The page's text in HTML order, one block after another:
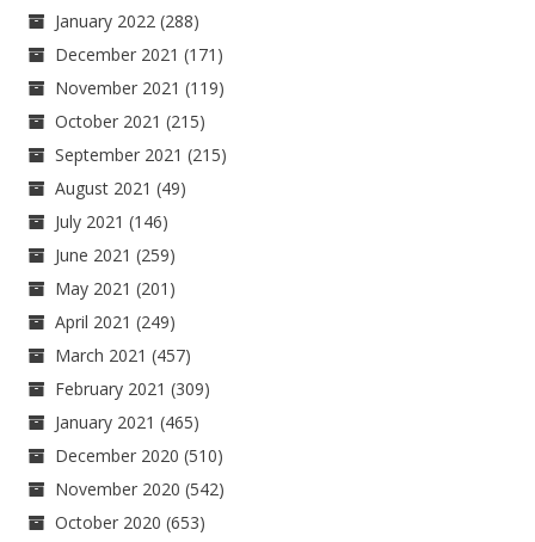
January 2022 (288)
December 2021 (171)
November 2021 (119)
October 2021 (215)
September 2021 (215)
August 2021 (49)
July 2021 (146)
June 2021 (259)
May 2021 (201)
April 2021 (249)
March 2021 (457)
February 2021 (309)
January 2021 (465)
December 2020 (510)
November 2020 (542)
October 2020 (653)